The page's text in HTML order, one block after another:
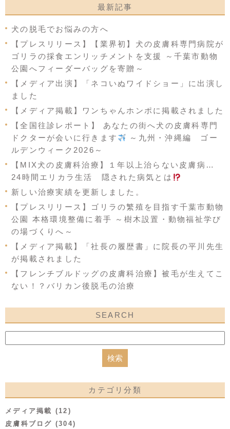
最新記事
犬の脱毛でお悩みの方へ
【プレスリリース】【業界初】犬の皮膚科専門病院が
ゴリラの採食エンリッチメントを支援 ～千葉市動物
公園へフィーダーバッグを寄贈～
【メディア出演】「ネコいぬワイドショー」に出演し
ました
【メディア掲載】ワンちゃんホンポに掲載されました
【全国往診レポート】 あなたの街へ犬の皮膚科専門
ドクターが会いに行きます
～九州・沖縄編 ゴー
ルデンウィーク2026～
【MIX犬の皮膚科治療】１年以上治らない皮膚病…
24時間エリカラ生活 隠された病気とは
新しい治療実績を更新しました。
【プレスリリース】ゴリラの繁殖を目指す千葉市動物
公園 本格環境整備に着手 ～樹木設置・動物福祉学び
の場づくりへ～
【メディア掲載】「社長の履歴書」に院長の平川先生
が掲載されました
【フレンチブルドッグの皮膚科治療】被毛が生えてこ
ない！？バリカン後脱毛の治療
SEARCH
カテゴリ分類
メディア掲載 (12)
皮膚科ブログ (304)